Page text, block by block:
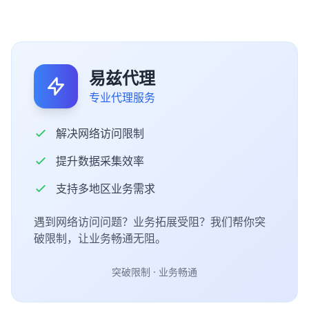
易兹代理
专业代理服务
解决网络访问限制
提升数据采集效率
支持多地区业务需求
遇到网络访问问题？业务拓展受阻？我们帮你突
破限制，让业务畅通无阻。
突破限制 · 业务畅通